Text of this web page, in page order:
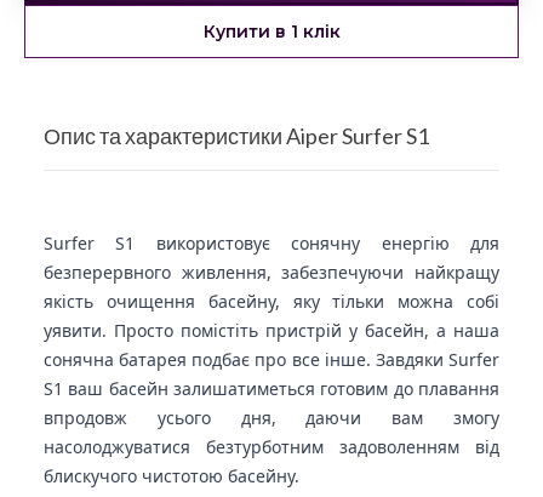
Купити в 1 клік
Опис та характеристики Aiper Surfer S1
Surfer S1 використовує сонячну енергію для
безперервного живлення, забезпечуючи найкращу
якість очищення басейну, яку тільки можна собі
уявити. Просто помістіть пристрій у басейн, а наша
сонячна батарея подбає про все інше. Завдяки Surfer
S1 ваш басейн залишатиметься готовим до плавання
впродовж усього дня, даючи вам змогу
насолоджуватися безтурботним задоволенням від
блискучого чистотою басейну.